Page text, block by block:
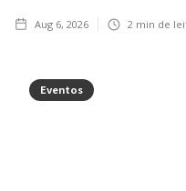
Aug 6, 2026 2 min de
Eventos